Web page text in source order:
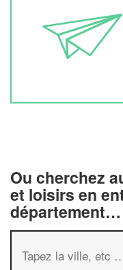
Ou cherchez
et loisirs en